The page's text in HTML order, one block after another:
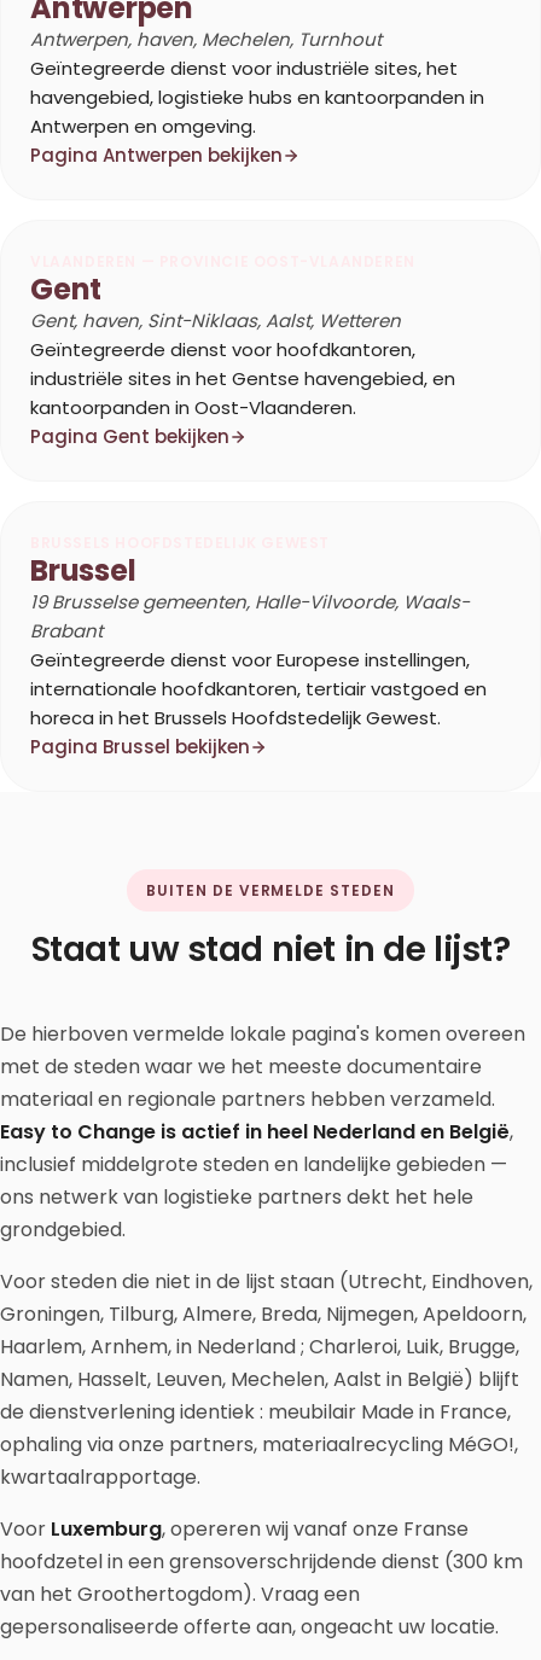
Antwerpen, haven, Mechelen, Turnhout
Geïntegreerde dienst voor industriële sites, het
havengebied, logistieke hubs en kantoorpanden in
Antwerpen en omgeving.
Pagina Antwerpen bekijken
Gent
Gent, haven, Sint-Niklaas, Aalst, Wetteren
Geïntegreerde dienst voor hoofdkantoren,
industriële sites in het Gentse havengebied, en
kantoorpanden in Oost-Vlaanderen.
Pagina Gent bekijken
Brussel
19 Brusselse gemeenten, Halle-Vilvoorde, Waals-
Brabant
Geïntegreerde dienst voor Europese instellingen,
internationale hoofdkantoren, tertiair vastgoed en
horeca in het Brussels Hoofdstedelijk Gewest.
Pagina Brussel bekijken
BUITEN DE VERMELDE STEDEN
Staat uw stad niet in de lijst?
De hierboven vermelde lokale pagina's komen overeen
met de steden waar we het meeste documentaire
materiaal en regionale partners hebben verzameld.
Easy to Change is actief in heel Nederland en België,
inclusief middelgrote steden en landelijke gebieden —
ons netwerk van logistieke partners dekt het hele
grondgebied.
Voor steden die niet in de lijst staan (Utrecht, Eindhoven,
Groningen, Tilburg, Almere, Breda, Nijmegen, Apeldoorn,
Haarlem, Arnhem, in Nederland ; Charleroi, Luik, Brugge,
Namen, Hasselt, Leuven, Mechelen, Aalst in België) blijft
de dienstverlening identiek : meubilair Made in France,
ophaling via onze partners, materiaalrecycling MéGO!,
kwartaalrapportage.
Voor Luxemburg, opereren wij vanaf onze Franse
hoofdzetel in een grensoverschrijdende dienst (300 km
van het Groothertogdom). Vraag een
gepersonaliseerde offerte aan, ongeacht uw locatie.